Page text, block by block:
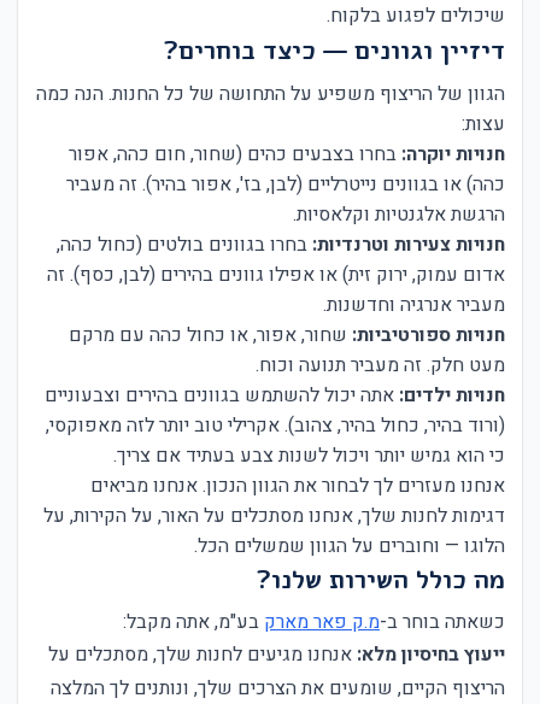
שיכולים לפגוע בלקוח.
דיזיין וגוונים — כיצד בוחרים?
הגוון של הריצוף משפיע על התחושה של כל החנות. הנה כמה
עצות:
חנויות יוקרה: בחרו בצבעים כהים (שחור, חום כהה, אפור
כהה) או בגוונים נייטרליים (לבן, בז', אפור בהיר). זה מעביר
הרגשת אלגנטיות וקלאסיות.
חנויות צעירות וטרנדיות: בחרו בגוונים בולטים (כחול כהה,
אדום עמוק, ירוק זית) או אפילו גוונים בהירים (לבן, כסף). זה
מעביר אנרגיה וחדשנות.
חנויות ספורטיביות: שחור, אפור, או כחול כהה עם מרקם
מעט חלק. זה מעביר תנועה וכוח.
חנויות ילדים: אתה יכול להשתמש בגוונים בהירים וצבעוניים
(ורוד בהיר, כחול בהיר, צהוב). אקרילי טוב יותר לזה מאפוקסי,
כי הוא גמיש יותר ויכול לשנות צבע בעתיד אם צריך.
אנחנו מעזרים לך לבחור את הגוון הנכון. אנחנו מביאים
דגימות לחנות שלך, אנחנו מסתכלים על האור, על הקירות, על
הלוגו — וחוברים על הגוון שמשלים הכל.
מה כולל השירות שלנו?
כשאתה בוחר ב-מ.ק פאר מארק בע"מ, אתה מקבל:
ייעוץ בחיסיון מלא: אנחנו מגיעים לחנות שלך, מסתכלים על
הריצוף הקיים, שומעים את הצרכים שלך, ונותנים לך המלצה